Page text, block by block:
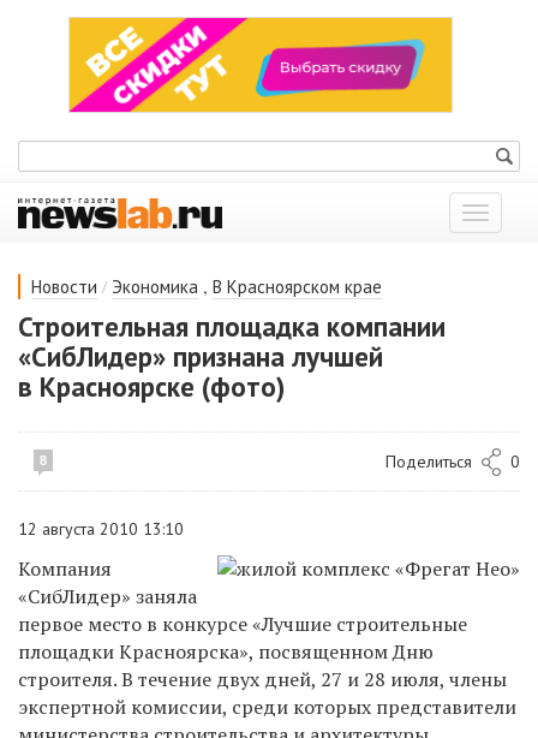
Показать
меню
Новости / Экономика , В Красноярском крае
Строительная площадка компании
«СибЛидер» признана лучшей
в Красноярске (фото)
8 Поделиться 0
12 августа 2010 13:10
Компания
«СибЛидер» заняла
первое место в конкурсе «Лучшие строительные
площадки Красноярска», посвященном Дню
строителя. В течение двух дней, 27 и 28 июля, члены
экспертной комиссии, среди которых представители